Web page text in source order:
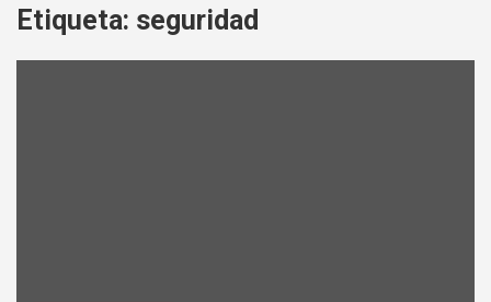
Etiqueta: seguridad